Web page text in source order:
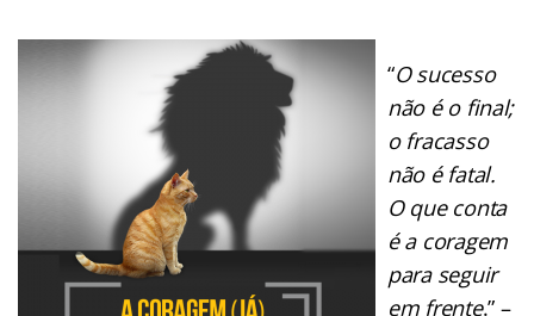
“O sucesso
não é o final;
o fracasso
não é fatal.
O que conta
é a coragem
para seguir
em frente.” –